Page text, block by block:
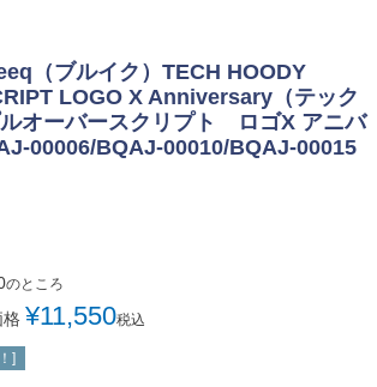
（ブルイク）TECH HOODY
LOGO X Anniversary（テック
オーバースクリプト ロゴX アニバ
00006/BQAJ-00010/BQAJ-00015
のところ
格 ¥11,550税込
]